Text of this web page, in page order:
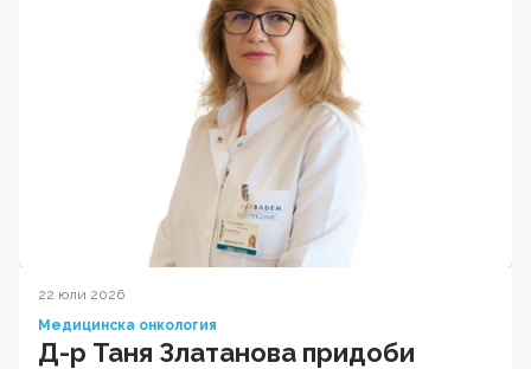
22 юли 2026
Медицинска онкология
Д-р Таня Златанова придоби